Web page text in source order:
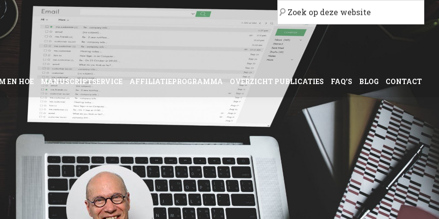
Zoek
op
deze
website
EN HOE MANUSCRIPTSERVICE AFFILIATIEPROGRAMMA OVERZICHT PUBLICATIES FAQ’S BLOG CONTACT